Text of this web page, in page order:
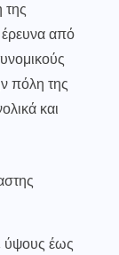
της
από
πόλη της
και
ύψους έως